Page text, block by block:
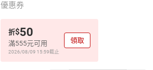
優惠券
折$50
滿555元可用
2026/08/09 15:59截止
領取